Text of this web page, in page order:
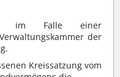
im Falle einer
der
Kreissatzung vom